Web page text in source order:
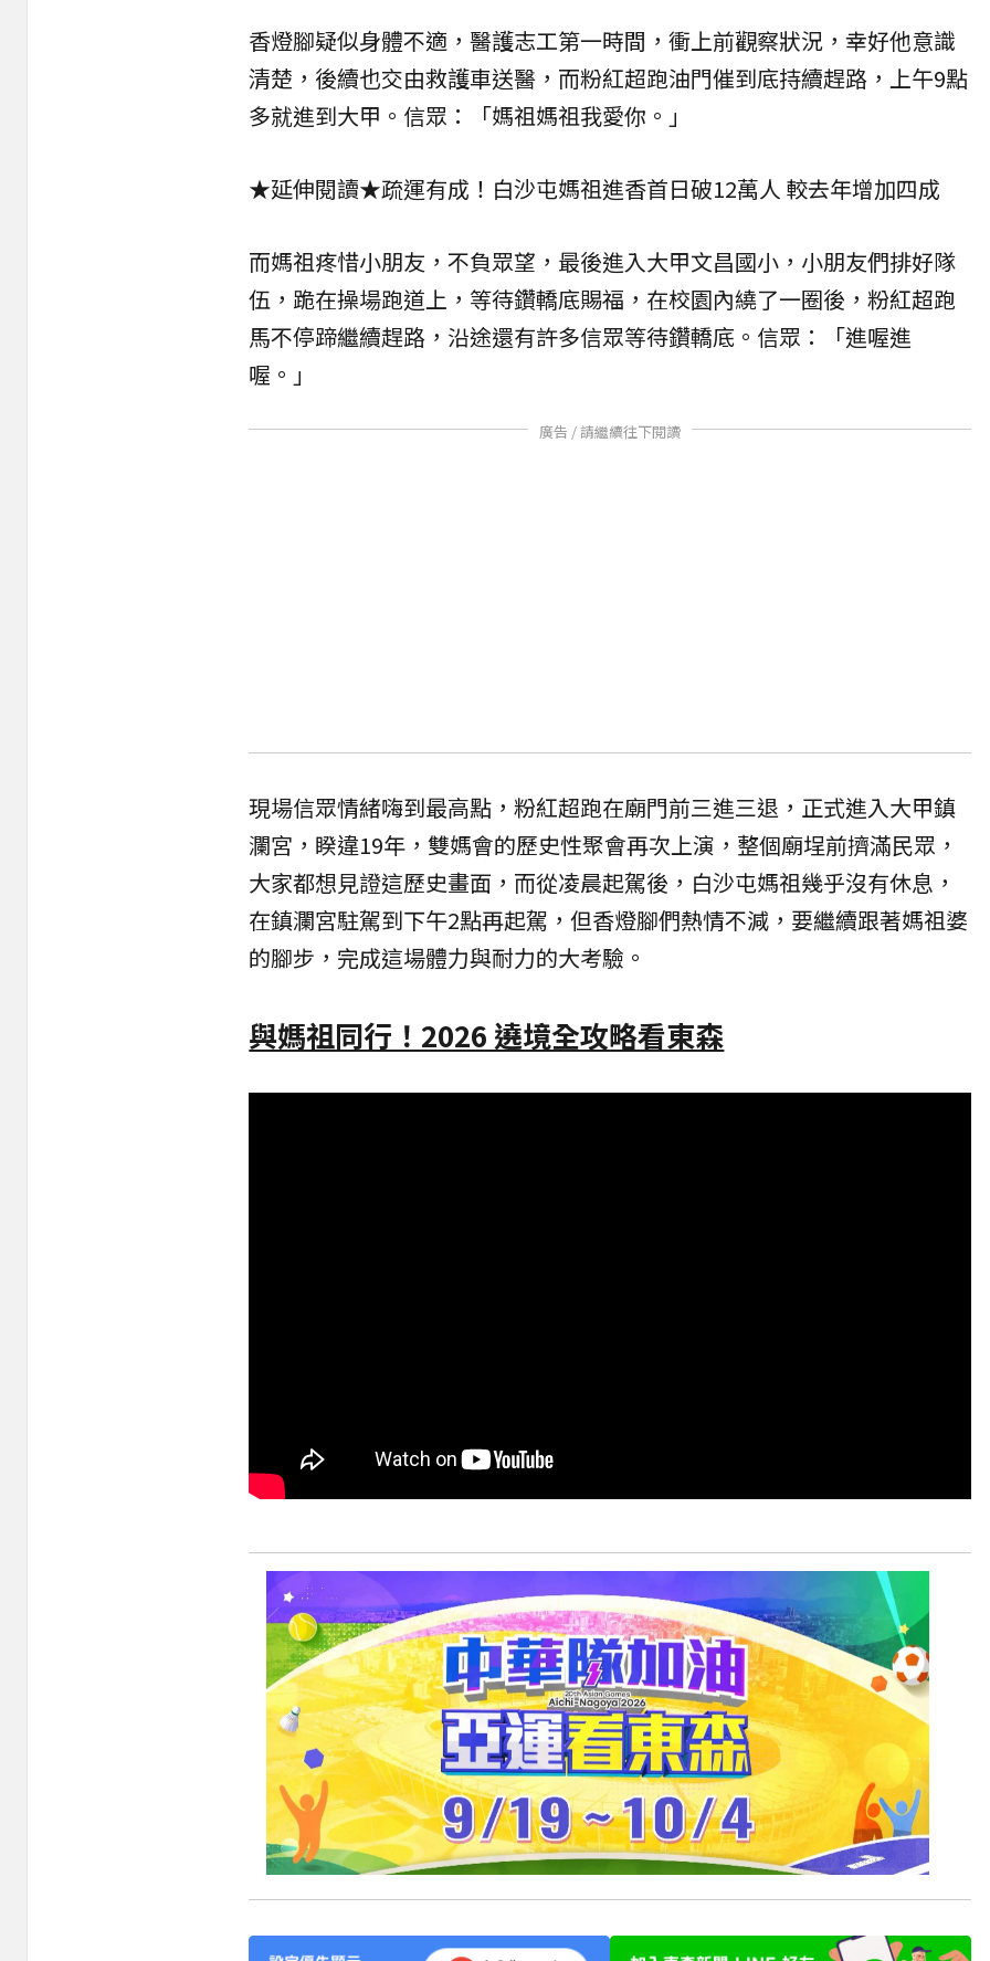
香燈腳疑似身體不適，醫護志工第一時間，衝上前觀察狀況，幸好他意識
清楚，後續也交由救護車送醫，而粉紅超跑油門催到底持續趕路，上午9點
多就進到大甲。信眾：「媽祖媽祖我愛你。」
★延伸閱讀★疏運有成！白沙屯媽祖進香首日破12萬人 較去年增加四成
而媽祖疼惜小朋友，不負眾望，最後進入大甲文昌國小，小朋友們排好隊
伍，跪在操場跑道上，等待鑽轎底賜福，在校園內繞了一圈後，粉紅超跑
馬不停蹄繼續趕路，沿途還有許多信眾等待鑽轎底。信眾：「進喔進
喔。」
廣告 / 請繼續往下閱讀
現場信眾情緒嗨到最高點，粉紅超跑在廟門前三進三退，正式進入大甲鎮
瀾宮，睽違19年，雙媽會的歷史性聚會再次上演，整個廟埕前擠滿民眾，
大家都想見證這歷史畫面，而從凌晨起駕後，白沙屯媽祖幾乎沒有休息，
在鎮瀾宮駐駕到下午2點再起駕，但香燈腳們熱情不減，要繼續跟著媽祖婆
的腳步，完成這場體力與耐力的大考驗。
與媽祖同行！2026 遶境全攻略看東森